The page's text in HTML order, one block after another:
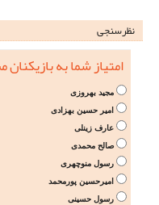
نظرسنجی
امتیاز شما به
مجید بهروزی
امیر حسین بهزادی
عارف زینلی
صالح محمدی
رسول منوچهری
امیرحسین پورمحمد
رسول حسینی